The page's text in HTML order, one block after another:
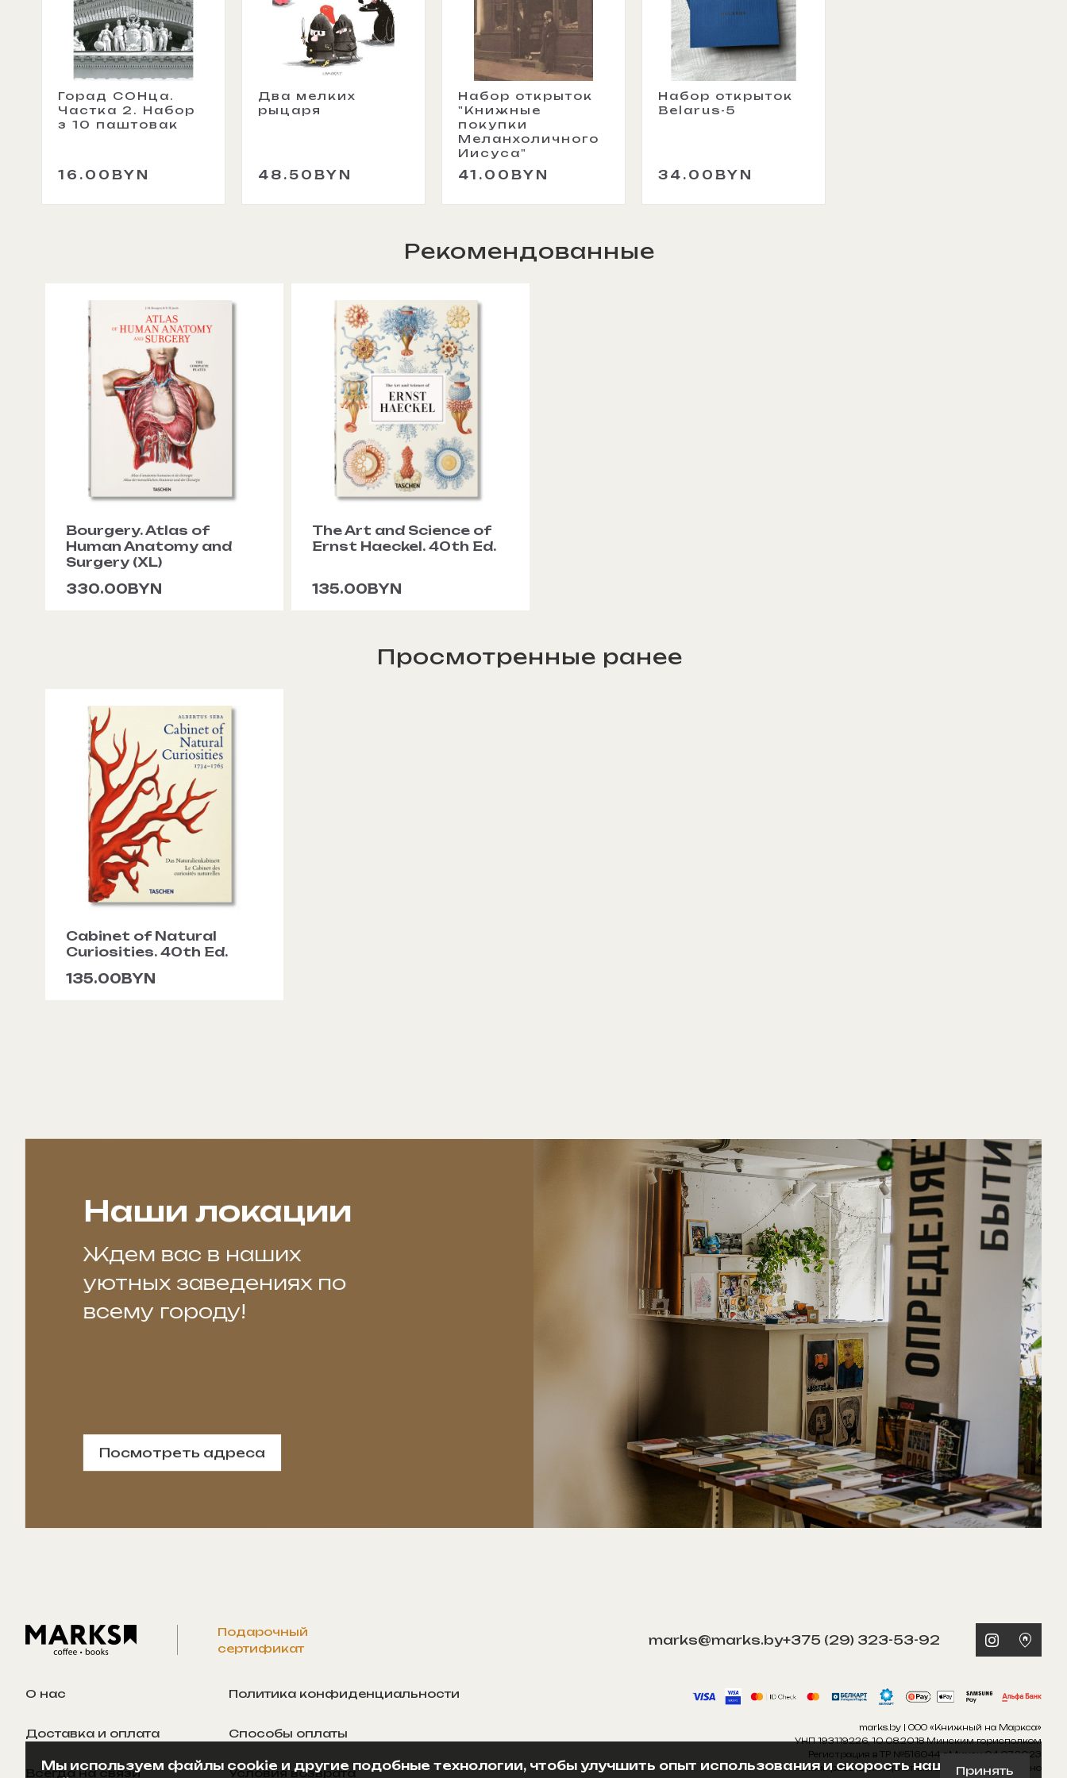
Горад СОНца.
Частка 2. Набор
з 10 паштовак
16.00BYN
Два мелких
рыцаря
48.50BYN
Набор открыток
"Книжные
покупки
Меланхоличного
Иисуса"
41.00BYN
Набор открыток
Belarus-5
34.00BYN
Рекомендованные
Bourgery. Atlas of
Human Anatomy and
Surgery (XL)
330.00BYN
The Art and Science of
Ernst Haeckel. 40th Ed.
135.00BYN
Просмотренные ранее
Cabinet of Natural
Curiosities. 40th Ed.
135.00BYN
Наши локации
Ждем вас в наших
уютных заведениях по
всему городу!
Посмотреть адреса
Подарочный
сертификат
marks@marks.by+375 (29) 323-53-92
О нас
Доставка и оплата
Всегда на связи
Политика конфиденциальности
Способы оплаты
Условия возврата
marks.by | ООО «Книжный на Маркса»
УНП 193119226, 10.08.2018 Минским горисполком
Регистрация в ТР №516044 г.Минск 04.07.2023
Режим работы интернет-магазина: Круглосуточно
Принять
Мы используем файлы cookie и другие подобные технологии, чтобы улучшить опыт использования и скорость нашего